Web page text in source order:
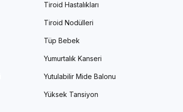
Tiroid Hastalıkları
Tiroid Nodülleri
Tüp Bebek
Yumurtalık Kanseri
Yutulabilir Mide Balonu
Yüksek Tansiyon